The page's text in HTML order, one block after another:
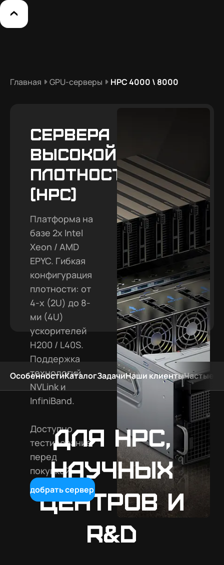
Главная GPU-серверы HPC 4000 \ 8000
Сервера
высокой
плотности
(HPC)
Платформа на
базе 2x Intel
Xeon / AMD
EPYC. Гибкая
конфигурация
плотности: от
4-х (2U) до 8-
ми (4U)
ускорителей
H200 / L40S.
Поддержка
технологий
NVLink и
InfiniBand.
Доступно
тестирование
перед
покупкой.
Подобрать сервер
ОсобенностиКаталогЗадачиНаши клиентыЧастые
Для HPC,
научных
центров и
R&D